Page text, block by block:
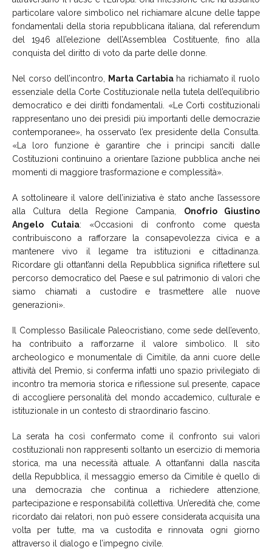
particolare valore simbolico nel richiamare alcune delle tappe
fondamentali della storia repubblicana italiana, dal referendum
del 1946 all’elezione dell’Assemblea Costituente, fino alla
conquista del diritto di voto da parte delle donne.
Nel corso dell’incontro, Marta Cartabiaha richiamato il ruolo
essenziale della Corte Costituzionale nella tutela dell’equilibrio
democratico e dei diritti fondamentali. «Le Corti costituzionali
rappresentano uno dei presìdi più importanti delle democrazie
contemporanee», ha osservato l’ex presidente della Consulta.
«La loro funzione è garantire che i principi sanciti dalle
Costituzioni continuino a orientare l’azione pubblica anche nei
momenti di maggiore trasformazione e complessità».
A sottolineare il valore dell’iniziativa è stato anche l’assessore
alla Cultura della Regione Campania, Onofrio Giustino
Angelo Cutaia: «Occasioni di confronto come questa
contribuiscono a rafforzare la consapevolezza civica e a
mantenere vivo il legame tra istituzioni e cittadinanza.
Ricordare gli ottant’anni della Repubblica significa riflettere sul
percorso democratico del Paese e sul patrimonio di valori che
siamo chiamati a custodire e trasmettere alle nuove
generazioni».
Il Complesso Basilicale Paleocristiano, come sede dell’evento,
ha contribuito a rafforzarne il valore simbolico. Il sito
archeologico e monumentale di Cimitile, da anni cuore delle
attività del Premio, si conferma infatti uno spazio privilegiato di
incontro tra memoria storica e riflessione sul presente, capace
di accogliere personalità del mondo accademico, culturale e
istituzionale in un contesto di straordinario fascino.
La serata ha così confermato come il confronto sui valori
costituzionali non rappresenti soltanto un esercizio di memoria
storica, ma una necessità attuale. A ottant’anni dalla nascita
della Repubblica, il messaggio emerso da Cimitile è quello di
una democrazia che continua a richiedere attenzione,
partecipazione e responsabilità collettiva. Un’eredità che, come
ricordato dai relatori, non può essere considerata acquisita una
volta per tutte, ma va custodita e rinnovata ogni giorno
attraverso il dialogo e l’impegno civile.